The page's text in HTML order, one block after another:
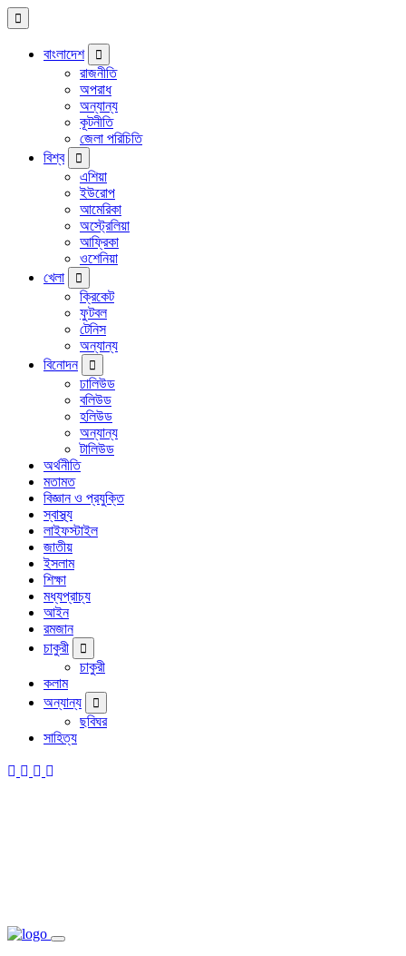
বাংলাদেশ
রাজনীতি
অপরাধ
অন্যান্য
কূটনীতি
জেলা পরিচিতি
বিশ্ব
এশিয়া
ইউরোপ
আমেরিকা
অস্ট্রেলিয়া
আফ্রিকা
ওশেনিয়া
খেলা
ক্রিকেট
ফুটবল
টেনিস
অন্যান্য
বিনোদন
ঢালিউড
বলিউড
হলিউড
অন্যান্য
টালিউড
অর্থনীতি
মতামত
বিজ্ঞান ও প্রযুক্তি
স্বাস্থ্য
লাইফস্টাইল
জাতীয়
ইসলাম
শিক্ষা
মধ্যপ্রাচ্য
আইন
রমজান
চাকুরী
চাকুরী
কলাম
অন্যান্য
ছবিঘর
সাহিত্য